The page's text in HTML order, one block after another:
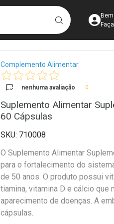
BUSCAR
Breadcrumb
Complemento Alimentar
nenhuma avaliação 0
Suplemento Alimentar
60 Cápsulas
710008
O Suplemento Alimentar
para o fortalecimento do
de 50 anos. O produto possui
tiamina, vitamina D e cálcio que
aparecimento de doenças. A
cápsulas.